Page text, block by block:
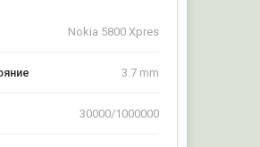
Nokia 5800 Xpres
3.7 mm
30000/1000000